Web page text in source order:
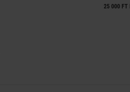
25 000 FT